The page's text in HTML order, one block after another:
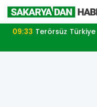
09:33 Terörsüz